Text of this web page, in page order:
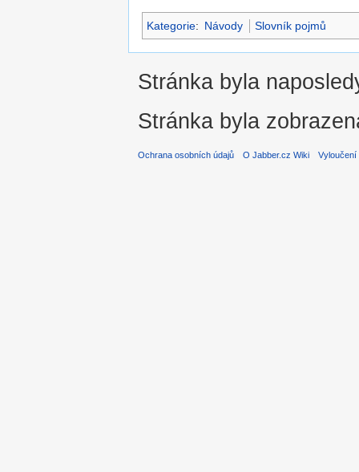
Kategorie: Návody Slovník pojmů
Stránka byla
Stránka byla
Ochrana osobních údajů O Jabber.cz Wiki Vyloučení